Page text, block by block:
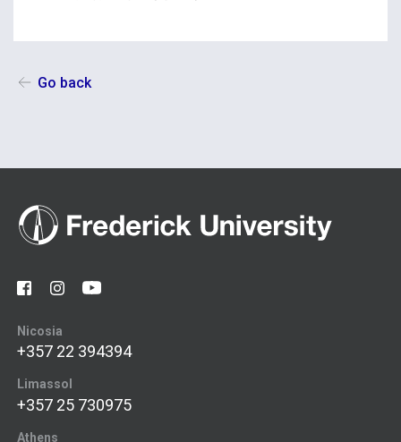
Go back
Nicosia
+357 22 394394
Limassol
+357 25 730975
Athens